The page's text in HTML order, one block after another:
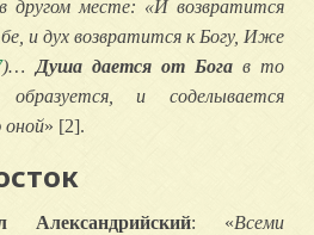
другом месте: «И возвратится
и дух возвратится к Богу, Иже
)… Душа дается от Богав то
и соделывается
оной» [2].
: «Всеми